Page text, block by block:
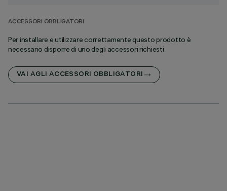
ACCESSORI OBBLIGATORI
Per installare e utilizzare correttamente questo prodotto è
necessario disporre di uno degli accessori richiesti
VAI AGLI ACCESSORI OBBLIGATORI